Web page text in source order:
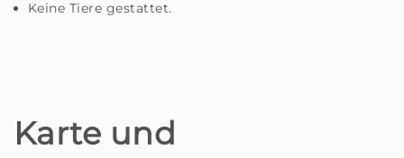
Keine Tiere gestattet.
Karte und